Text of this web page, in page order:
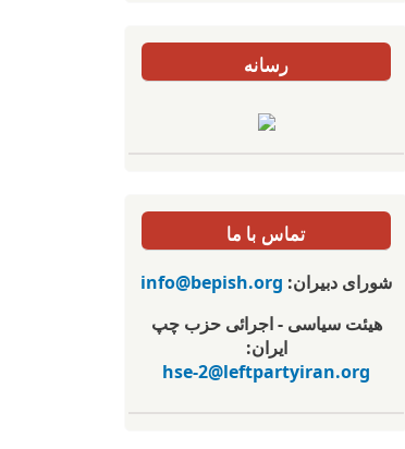
رسانه
تماس با ما
شورای دبیران: info@bepish.org
هیئت سیاسی - اجرائی حزب چپ
ایران:
hse-2@leftpartyiran.org